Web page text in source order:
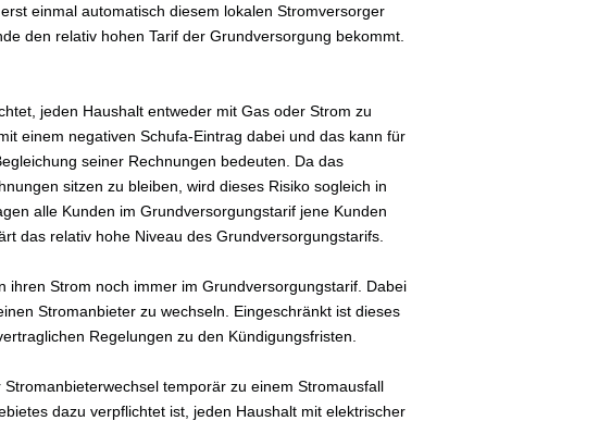
einmal automatisch diesem lokalen Stromversorger
den relativ hohen Tarif der Grundversorgung bekommt.
jeden Haushalt entweder mit Gas oder Strom zu
einem negativen Schufa-Eintrag dabei und das kann für
seiner Rechnungen bedeuten. Da das
sitzen zu bleiben, wird dieses Risiko sogleich in
alle Kunden im Grundversorgungstarif jene Kunden
das relativ hohe Niveau des Grundversorgungstarifs.
ihren Strom noch immer im Grundversorgungstarif. Dabei
Stromanbieter zu wechseln. Eingeschränkt ist dieses
Regelungen zu den Kündigungsfristen.
temporär zu einem Stromausfall
dazu verpflichtet ist, jeden Haushalt mit elektrischer